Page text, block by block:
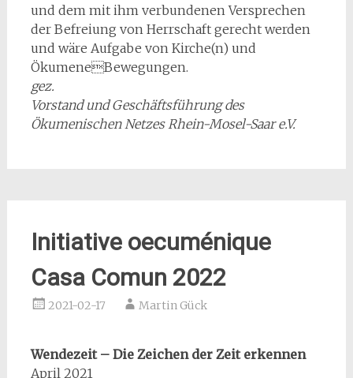
und dem mit ihm verbundenen Versprechen
der Befreiung von Herrschaft gerecht werden
und wäre Aufgabe von Kirche(n) und
ÖkumeneBewegungen.
gez.
Vorstand und Geschäftsführung des
Ökumenischen Netzes Rhein-Mosel-Saar e.V.
Initiative oecuménique
Casa Comun 2022
2021-02-17 Martin Gück
Wendezeit – Die Zeichen der Zeit erkennen
April 2021